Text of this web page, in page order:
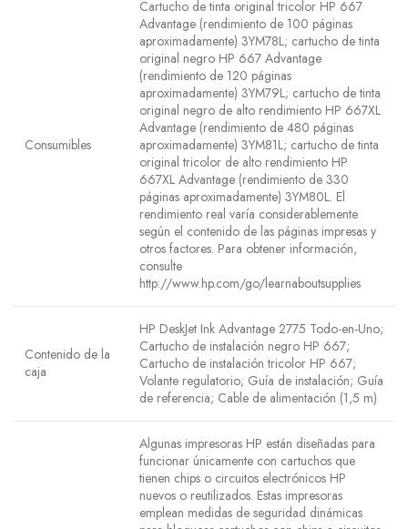
Consumibles
Cartucho de tinta original tricolor HP 667
Advantage (rendimiento de 100 páginas
aproximadamente) 3YM78L; cartucho de tinta
original negro HP 667 Advantage
(rendimiento de 120 páginas
aproximadamente) 3YM79L; cartucho de tinta
original negro de alto rendimiento HP 667XL
Advantage (rendimiento de 480 páginas
aproximadamente) 3YM81L; cartucho de tinta
original tricolor de alto rendimiento HP
667XL Advantage (rendimiento de 330
páginas aproximadamente) 3YM80L. El
rendimiento real varía considerablemente
según el contenido de las páginas impresas y
otros factores. Para obtener información,
consulte
http://www.hp.com/go/learnaboutsupplies
Contenido de la
caja
HP DeskJet Ink Advantage 2775 Todo-en-Uno;
Cartucho de instalación negro HP 667;
Cartucho de instalación tricolor HP 667;
Volante regulatorio; Guía de instalación; Guía
de referencia; Cable de alimentación (1,5 m)
Algunas impresoras HP están diseñadas para
funcionar únicamente con cartuchos que
tienen chips o circuitos electrónicos HP
nuevos o reutilizados. Estas impresoras
emplean medidas de seguridad dinámicas